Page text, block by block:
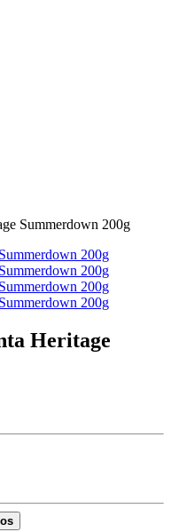
Summerdown 200g
Heritage